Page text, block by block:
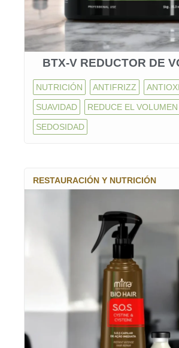
BTX-V REDUCTOR DE
NUTRICIÓN ANTIFRIZZ
SUAVIDAD REDUCE EL VOLUMEN
SEDOSIDAD
RESTAURACIÓN Y NUTRICIÓN